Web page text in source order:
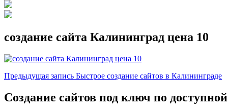
создание сайта Калининград цена 10
Навигация
по
записям
Предыдущая
Предыдущая запись Быстрое создание сайтов в Калининграде
Создание сайтов под ключ по